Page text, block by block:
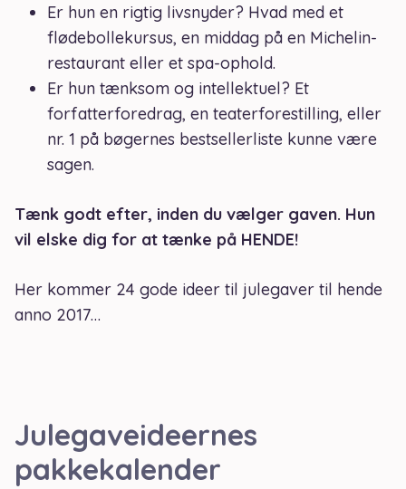
Er hun en rigtig livsnyder? Hvad med et
flødebollekursus, en middag på en Michelin-
restaurant eller et spa-ophold.
Er hun tænksom og intellektuel? Et
forfatterforedrag, en teaterforestilling, eller
nr. 1 på bøgernes bestsellerliste kunne være
sagen.
Tænk godt efter, inden du vælger gaven. Hun
vil elske dig for at tænke på HENDE!
Her kommer 24 gode ideer til julegaver til hende
anno 2017…
Julegaveideernes
pakkekalender